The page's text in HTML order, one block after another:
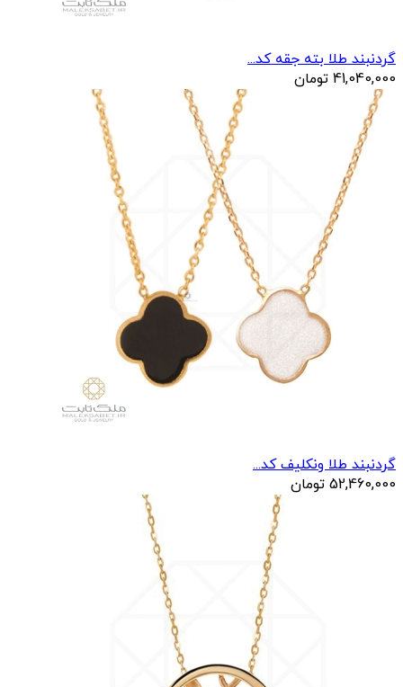
گردنبند طلا بته جقه کد...
41,040,000 تومان
گردنبند طلا ونکلیف کد...
52,460,000 تومان